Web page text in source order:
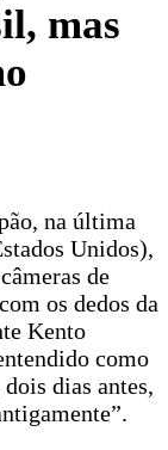
mas
na última
Unidos),
de
os dedos da
Kento
como
dias antes,